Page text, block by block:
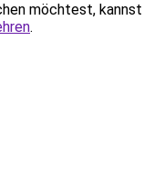
möchtest, kannst
.